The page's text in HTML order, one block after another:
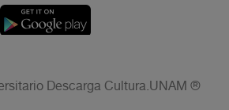
Descarga Cultura.UNAM ®